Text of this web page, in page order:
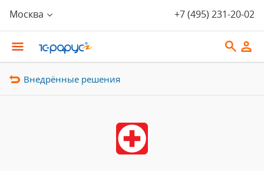
Москва +7 (495) 231-20-02
Внедрённые решения